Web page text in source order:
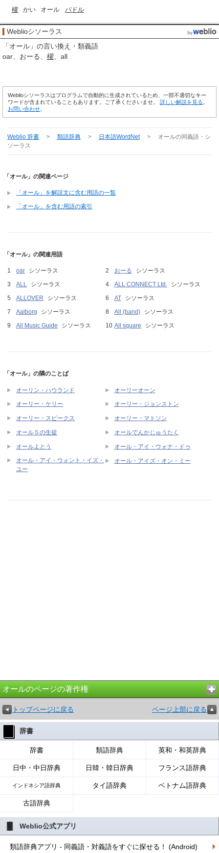
櫂 かい オール パドル
Weblioシソーラス
「オール 」の言い換え・類義語
oar
おーる 櫂 all
Weblioシソーラスはプログラムで自動的に生成されているため、一部不適切なキー
ワードが含まれていることもあります。ご了承くださいませ。 詳しい解説を見る
お問い合わせ
Weblio 辞書 > 類語辞典 > 日本語WordNet > オールの同義語・シ
ソーラス
「オール」の関連ページ
「オール」を解説文に含む用語の一覧
「オール」を含む用語の索引
「オール」の関連用語
oar シソーラス おーる
シソーラス
ALL
シソーラス ALL CONNECT Ltd.
シソーラス
ALLOVER
シソーラス AT
シソーラス
Aalborg
シソーラス All (band)
シソーラス
All Music Guide
シソーラス All square シソーラス
「オール」の隣のことば
オーリン・ハウランド オーリーオーン
オーリー・ケリー オーリー・ジョンストン
オーリー・スピークス オーリー・マトソン
オール５の生徒 オールでんかじゅうたく
オールよとう
オール・アイ・ウォナ・ドゥ
オール・アイ・ウォント・イズ・
ユー
オール・アイズ・オン・ミー
オールのページの著作権
トップページに戻る ページ上部に戻る
辞書
辞書 類語辞典 英和・和英辞典
日中・中日辞典 日韓・韓日辞典 フランス語辞典
インドネシア語辞典 タイ語辞典 ベトナム語辞典
古語辞典
Weblio公式アプリ
類語辞典アプリ - 同義語・対義語をすぐに探せる！ (Android)